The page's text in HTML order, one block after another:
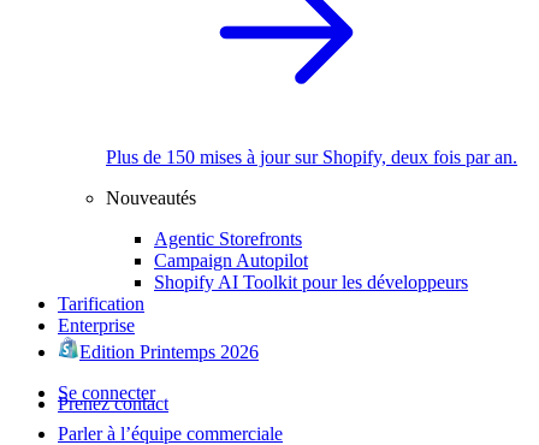
Plus de 150 mises à jour sur Shopify, deux fois par an.
Nouveautés
Agentic Storefronts
Campaign Autopilot
Shopify AI Toolkit pour les développeurs
Tarification
Enterprise
Edition Printemps 2026
Se connecter
Prenez contact
Parler à l’équipe commerciale